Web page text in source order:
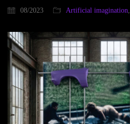
08/2023 Artificial imagination,